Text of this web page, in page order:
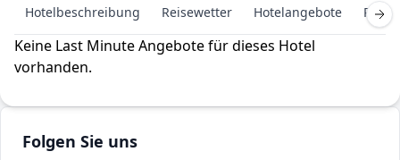
Hotelbeschreibung Reisewetter Hotelangebote
Keine Last Minute Angebote für dieses Hotel
vorhanden.
Folgen Sie uns